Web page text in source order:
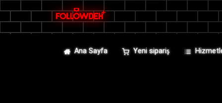
Ana Sayfa Yeni sipariş